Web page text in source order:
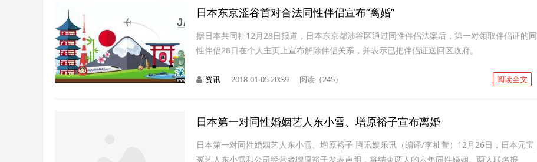
日本东京涩谷首对合法同性伴侣宣布“离婚”
据日本共同社12月28日报道，日本东京都涉谷区通过同性伴侣法案后，第一对领取伴侣证的同
性伴侣28日在个人主页上宣布解除伴侣关系，并表示已把伴侣证送回区政府。
阅读全文
资讯 2018-01-05 20:39 阅读（245）
日本第一对同性婚姻艺人东小雪、增原裕子宣布离婚
日本第一对同性婚姻艺人东小雪、增原裕子 腾讯娱乐讯（编译/李祉萱）12月26日，日本元宝
冢艺人东小雪和公司经营者增原裕子发表声明，将结束两人的六年同性婚姻。两人联名报